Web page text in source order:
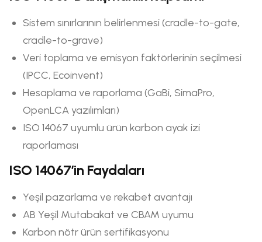
Sistem sınırlarının belirlenmesi (cradle-to-gate,
cradle-to-grave)
Veri toplama ve emisyon faktörlerinin seçilmesi
(IPCC, Ecoinvent)
Hesaplama ve raporlama (GaBi, SimaPro,
OpenLCA yazılımları)
ISO 14067 uyumlu ürün karbon ayak izi
raporlaması
ISO 14067’in Faydaları
Yeşil pazarlama ve rekabet avantajı
AB Yeşil Mutabakat ve CBAM uyumu
Karbon nötr ürün sertifikasyonu